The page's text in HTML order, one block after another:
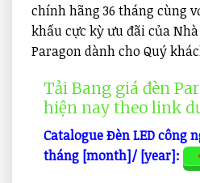
chính hãng 36 tháng cùng
khấu cực kỳ ưu đãi của
Paragon dành cho Quý
Tải Bang giá đèn
hiện nay theo link
Catalogue Đèn LED công
tháng [month]/ [year]: